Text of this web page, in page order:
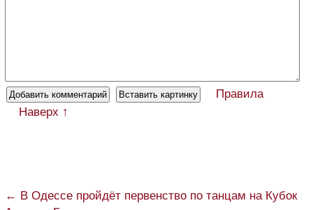
Правила
Наверх ↑
← В Одессе пройдёт первенство по танцам на Кубок